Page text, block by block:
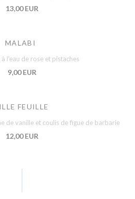
13,00 EUR
MALABI
l'eau de rose et pistaches
9,00 EUR
FEUILLE
de vanille et coulis de figue de barbarie
12,00 EUR